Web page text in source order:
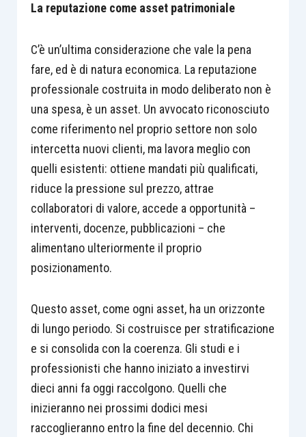
La reputazione come asset patrimoniale
C’è un’ultima considerazione che vale la pena
fare, ed è di natura economica. La reputazione
professionale costruita in modo deliberato non è
una spesa, è un asset. Un avvocato riconosciuto
come riferimento nel proprio settore non solo
intercetta nuovi clienti, ma lavora meglio con
quelli esistenti: ottiene mandati più qualificati,
riduce la pressione sul prezzo, attrae
collaboratori di valore, accede a opportunità –
interventi, docenze, pubblicazioni – che
alimentano ulteriormente il proprio
posizionamento.
Questo asset, come ogni asset, ha un orizzonte
di lungo periodo. Si costruisce per stratificazione
e si consolida con la coerenza. Gli studi e i
professionisti che hanno iniziato a investirvi
dieci anni fa oggi raccolgono. Quelli che
inizieranno nei prossimi dodici mesi
raccoglieranno entro la fine del decennio. Chi